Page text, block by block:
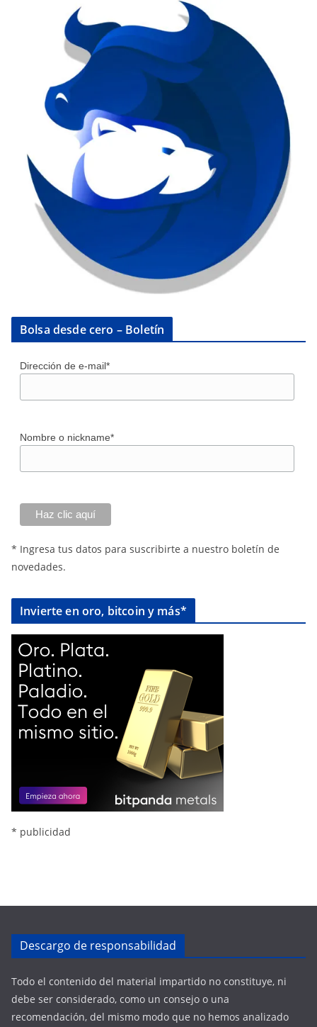
Bolsa desde cero – Boletín
Dirección de e-mail*
Nombre o nickname*
* Ingresa tus datos para suscribirte a nuestro boletín de
novedades.
Invierte en oro, bitcoin y más*
* publicidad
Descargo de responsabilidad
Todo el contenido del material impartido no constituye, ni
debe ser considerado, como un consejo o una
recomendación, del mismo modo que no hemos analizado